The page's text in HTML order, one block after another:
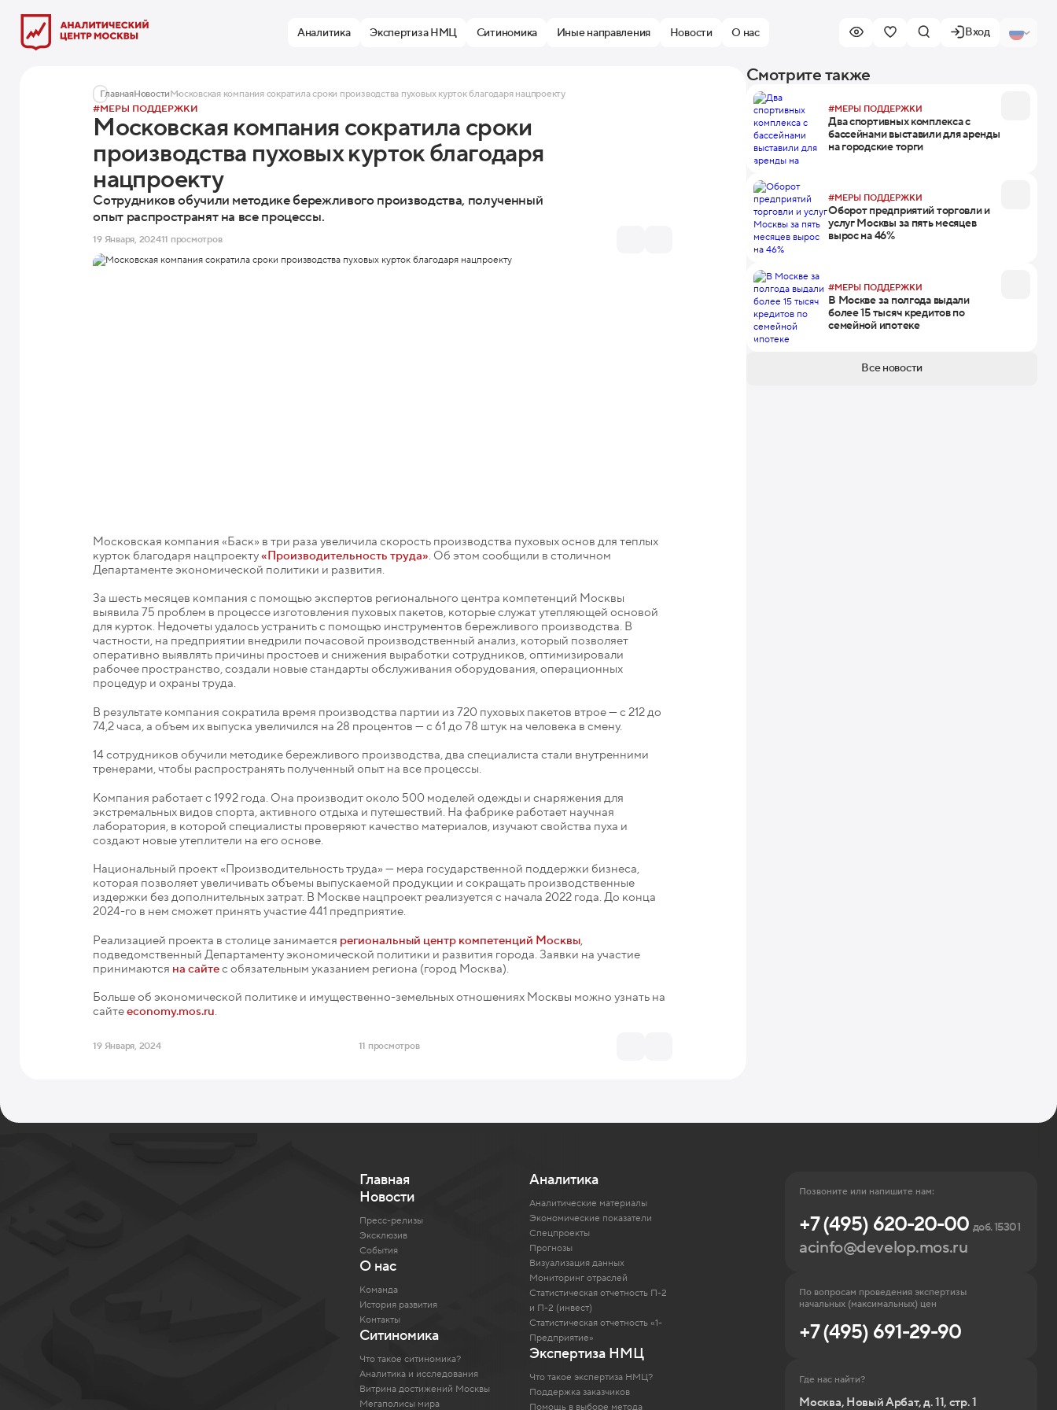
Аналитика Экспертиза НМЦ Ситиномика Иные направления Новости О нас Вход
ГлавнаяНовостиМосковская компания сократила сроки производства пуховых курток благодаря нацпроекту
#МЕРЫ ПОДДЕРЖКИ
Московская компания сократила сроки
производства пуховых курток благодаря
нацпроекту
Сотрудников обучили методике бережливого производства, полученный
опыт распространят на все процессы.
19 Января, 202411 просмотров
Московская компания «Баск» в три раза увеличила скорость производства пуховых основ для теплых
курток благодаря нацпроекту«Производительность труда». Об этом сообщили в столичном
Департаменте экономической политики и развития.
За шесть месяцев компания с помощью экспертов регионального центра компетенций Москвы
выявила 75 проблем в процессе изготовления пуховых пакетов, которые служат утепляющей основой
для курток. Недочеты удалось устранить с помощью инструментов бережливого производства. В
частности, на предприятии внедрили почасовой производственный анализ, который позволяет
оперативно выявлять причины простоев и снижения выработки сотрудников, оптимизировали
рабочее пространство, создали новые стандарты обслуживания оборудования, операционных
процедур и охраны труда.
В результате компания сократила время производства партии из 720 пуховых пакетов втрое — с 212 до
74,2 часа, а объем их выпуска увеличился на 28 процентов — с 61 до 78 штук на человека в смену.
14 сотрудников обучили методике бережливого производства, два специалиста стали внутренними
тренерами, чтобы распространять полученный опыт на все процессы.
Компания работает с 1992 года. Она производит около 500 моделей одежды и снаряжения для
экстремальных видов спорта, активного отдыха и путешествий. На фабрике работает научная
лаборатория, в которой специалисты проверяют качество материалов, изучают свойства пуха и
создают новые утеплители на его основе.
Национальный проект «Производительность труда» — мера государственной поддержки бизнеса,
которая позволяет увеличивать объемы выпускаемой продукции и сокращать производственные
издержки без дополнительных затрат. В Москве нацпроект реализуется с начала 2022 года. До конца
2024-го в нем сможет принять участие 441 предприятие.
Реализацией проекта в столице занимается региональный центр компетенций Москвы,
подведомственный Департаменту экономической политики и развития города. Заявки на участие
принимаются на сайтес обязательным указанием региона (город Москва).
Больше об экономической политике и имущественно-земельных отношениях Москвы можно узнать на
сайтеeconomy.mos.ru.
19 Января, 2024 11 просмотров
Смотрите также
#МЕРЫ ПОДДЕРЖКИ
Два спортивных комплекса с
бассейнами выставили для аренды
на городские торги
#МЕРЫ ПОДДЕРЖКИ
Оборот предприятий торговли и
услуг Москвы за пять месяцев
вырос на 46%
#МЕРЫ ПОДДЕРЖКИ
В Москве за полгода выдали
более 15 тысяч кредитов по
семейной ипотеке
Все новости
Главная
Новости
Пресс-релизы
Эксклюзив
События
О нас
Команда
История развития
Контакты
Ситиномика
Что такое ситиномика?
Аналитика и исследования
Витрина достижений Москвы
Мегаполисы мира
Аналитика
Аналитические материалы
Экономические показатели
Спецпроекты
Прогнозы
Визуализация данных
Мониторинг отраслей
Статистическая отчетность П-2
и П-2 (инвест)
Статистическая отчетность «1-
Предприятие»
Экспертиза НМЦ
Что такое экспертиза НМЦ?
Поддержка заказчиков
Помощь в выборе метода
Позвоните или напишите нам:
+7 (495) 620-20-00 доб. 15301
acinfo@develop.mos.ru
По вопросам проведения экспертизы
начальных (максимальных) цен
+7 (495) 691-29-90
Где нас найти?
Москва, Новый Арбат, д. 11, стр. 1